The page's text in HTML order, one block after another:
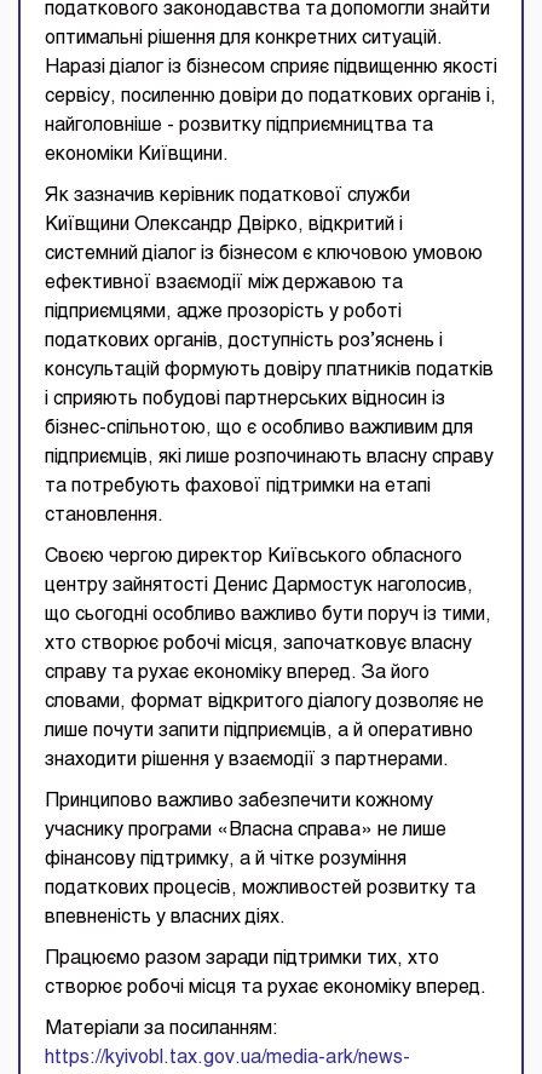
податкового законодавства та допомогли знайти
оптимальні рішення для конкретних ситуацій.
Наразі діалог із бізнесом сприяє підвищенню якості
сервісу, посиленню довіри до податкових органів і,
найголовніше - розвитку підприємництва та
економіки Київщини.
Як зазначив керівник податкової служби
Київщини Олександр Двірко, відкритий і
системний діалог із бізнесом є ключовою умовою
ефективної взаємодії між державою та
підприємцями, адже прозорість у роботі
податкових органів, доступність роз’яснень і
консультацій формують довіру платників податків
і сприяють побудові партнерських відносин із
бізнес-спільнотою, що є особливо важливим для
підприємців, які лише розпочинають власну справу
та потребують фахової підтримки на етапі
становлення.
Своєю чергою директор Київського обласного
центру зайнятості Денис Дармостук наголосив,
що сьогодні особливо важливо бути поруч із тими,
хто створює робочі місця, започатковує власну
справу та рухає економіку вперед. За його
словами, формат відкритого діалогу дозволяє не
лише почути запити підприємців, а й оперативно
знаходити рішення у взаємодії з партнерами.
Принципово важливо забезпечити кожному
учаснику програми «Власна справа» не лише
фінансову підтримку, а й чітке розуміння
податкових процесів, можливостей розвитку та
впевненість у власних діях.
Працюємо разом заради підтримки тих, хто
створює робочі місця та рухає економіку вперед.
Матеріали за посиланням:
https://kyivobl.tax.gov.ua/media-ark/news-